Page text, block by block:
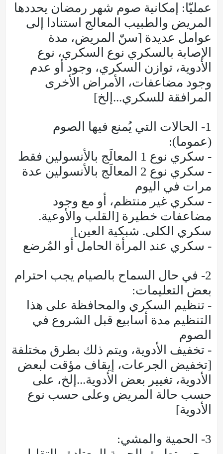
عمليّا: إمكانية صوم شهر رمضان يحددها
المريض والطبيب المعالج استنادا إلى
عوامل عديدة [سنّ المريض، مدة
الإصابة بالسكري نوع السكري، نوع
الأدوية، توازن السكري، وجود أو عدم
وجود مضاعفات، الأمراض الأخرى
المرافقة للسكري...إلخ]
1- الحالات التي يُمنع فيها الصوم
(عموما):
- سكري نوع 1 المعالَج بالأنسولين فقط
- سكري نوع 2 المعالَج بالأنسولين عدة
مرات في اليوم
- سكري غير منتظم، أو مع وجود
مضاعفات خطيرة [القلب والأوعية.
سكري الكلى. شبكية العين]
- سكري عند المرأة الحامل أو المُرضع
2- في حال السماح بالصيام يجب احترام
بعض التعليمات:
- تنظيم السكري والمحافظة على هذا
التنظيم مدة أسابيع قبل الشروع في
الصوم
- تخفيف الأدوية، ويتم ذلك بطرق مختلفة
[تخفيض الجرعات، إيقاف مؤقت لبعض
الأدوية، تغيير بعض الأدوية...إلخ، على
حسب حالة المريض وعلى حسب نوع
الأدوية]
3- الحمية والمشي: